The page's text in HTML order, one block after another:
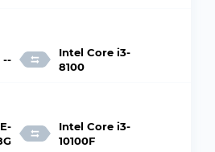
--
Intel Core i3-
8100
Intel Core i3-
10100F